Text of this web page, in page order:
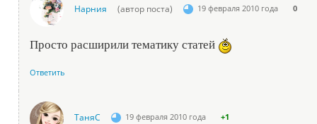
Нарния (автор поста) 19 февраля 2010 года 0
Просто расширили тематику статей
Ответить
ТаняС 19 февраля 2010 года +1